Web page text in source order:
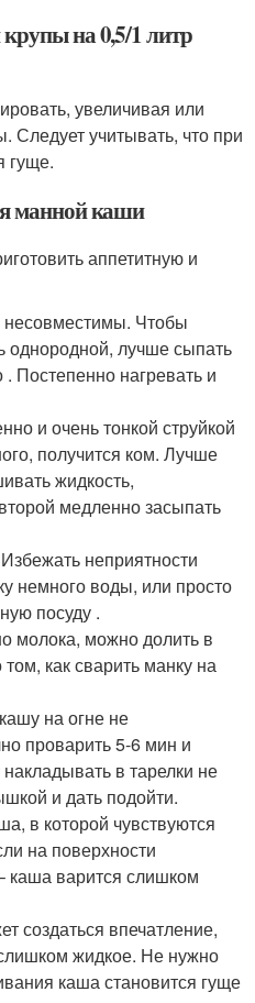
на 0,5/1 литр
увеличивая или
Следует учитывать, что при
гуще.
манной каши
аппетитную и
несовместимы. Чтобы
однородной, лучше сыпать
Постепенно нагревать и
и очень тонкой струйкой
получится ком. Лучше
жидкость,
медленно засыпать
неприятности
немного воды, или просто
посуду .
молока, можно долить в
как сварить манку на
на огне не
проварить 5-6 мин и
в тарелки не
и дать подойти.
в которой чувствуются
на поверхности
каша варится слишком
создаться впечатление,
жидкое. Не нужно
каша становится гуще